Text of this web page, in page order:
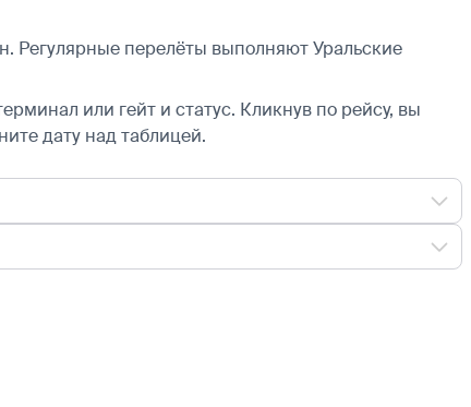
перелёты выполняют Уральские
или гейт и статус. Кликнув по рейсу, вы
дату над таблицей.